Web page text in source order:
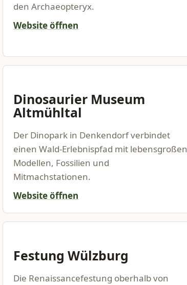
den Archaeopteryx.
Website öffnen
Dinosaurier Museum
Altmühltal
Der Dinopark in Denkendorf verbindet
einen Wald-Erlebnispfad mit lebensgroßen
Modellen, Fossilien und
Mitmachstationen.
Website öffnen
Festung Wülzburg
Die Renaissancefestung oberhalb von